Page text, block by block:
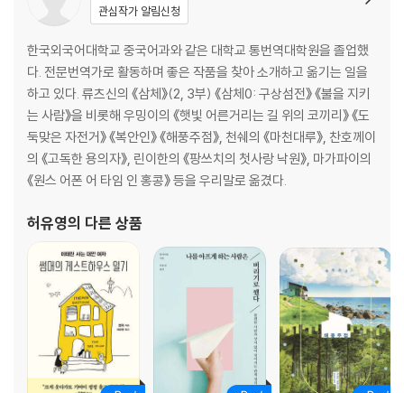
까지 내려갔다가 권력과 명예를 되찾은 입지전적인 삶을 산 저자의 주장은
자유로운 삶 못지않게 중요한 것이 타자와의 조화로운 삶이라고 강조한다.
시공을 초월하여 인류가 이룩해놓은 역사와 철학을 넘나들며 장자의 사상
을 논하는 왕멍의 식견과 혜안, 그리고 통찰력은 그가 지닌 지성의 경지를
가늠할 수 없을 만큼 넓고 심오하다. 궁극적으로 왕멍은 장자의 사상을 통
해 현대인들이 삶을 성찰하게 하고 새로운 의미를 되새기고 인간성을 회복
할 수 있는 방향을 제시한다. 하지만 그 무엇보다 빛나는 것은 고난의 삶을
헤치고 팔순을 앞둔 늙은 철학자의 후대를 향한 사랑과 인간애이다.
관심작가 알림신청
한국외국어대학교 중국어과와 같은 대학교 통번역대학원을 졸업했
다. 전문번역가로 활동하며 좋은 작품을 찾아 소개하고 옮기는 일을
하고 있다. 류츠신의 《삼체》(2, 3부) 《삼체0: 구상섬전》 《불을 지키
는 사람》을 비롯해 우밍이의 《햇빛 어른거리는 길 위의 코끼리》 《도
둑맞은 자전거》 《복안인》 《해풍주점》, 천쉐의 《마천대루》, 찬호께이
의 《고독한 용의자》, 린이한의 《팡쓰치의 첫사랑 낙원》, 마가파이의
《원스 어폰 어 타임 인 홍콩》 등을 우리말로 옮겼다.
허유영의 다른 상품